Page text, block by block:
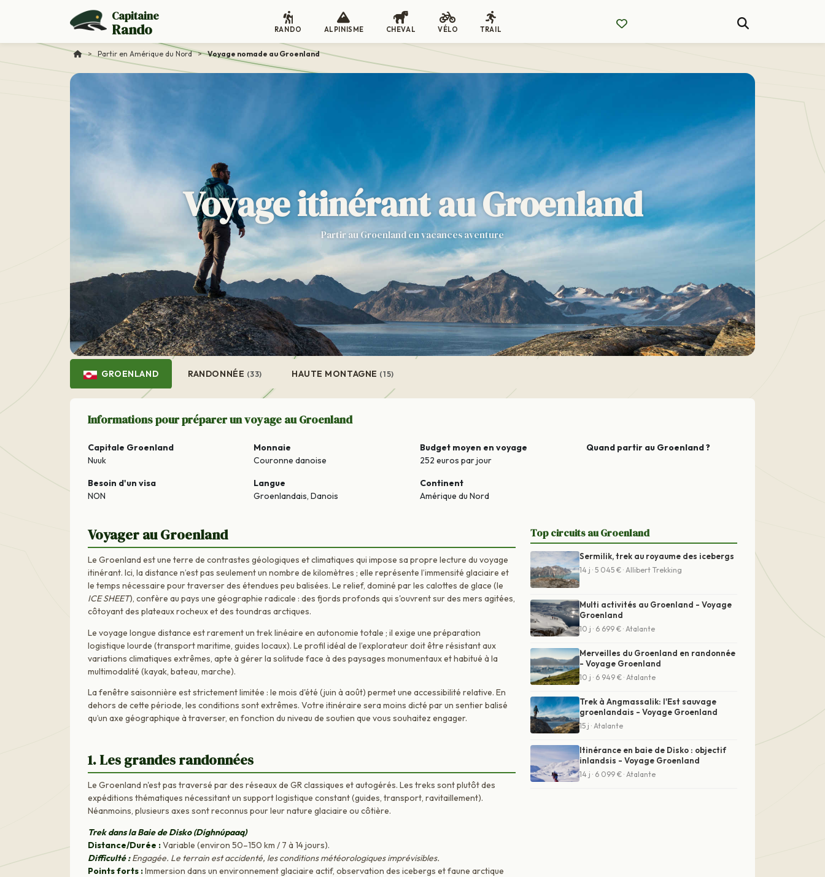
Capitaine
Rando RANDO ALPINISME CHEVAL VÉLO TRAIL
> Partir en Amérique du Nord > Voyage nomade au Groenland
Voyage itinérant au Groenland
Partir au Groenland en vacances aventure
GROENLAND RANDONNÉE (33) HAUTE MONTAGNE (15)
Informations pour préparer un voyage au Groenland
Capitale Groenland
Nuuk
Besoin d'un visa
NON
Monnaie
Couronne danoise
Langue
Groenlandais, Danois
Budget moyen en voyage
252 euros par jour
Continent
Amérique du Nord
Quand partir au Groenland ?
Voyager au Groenland
Le Groenland est une terre de contrastes géologiques et climatiques qui impose sa propre lecture du voyage
itinérant. Ici, la distance n’est pas seulement un nombre de kilomètres ; elle représente l’immensité glaciaire et
le temps nécessaire pour traverser des étendues peu balisées. Le relief, dominé par les calottes de glace (le
ICE SHEET), confère au pays une géographie radicale : des fjords profonds qui s'ouvrent sur des mers agitées,
côtoyant des plateaux rocheux et des toundras arctiques.
Le voyage longue distance est rarement un trek linéaire en autonomie totale ; il exige une préparation
logistique lourde (transport maritime, guides locaux). Le profil idéal de l’explorateur doit être résistant aux
variations climatiques extrêmes, apte à gérer la solitude face à des paysages monumentaux et habitué à la
multimodalité (kayak, bateau, marche).
La fenêtre saisonnière est strictement limitée : le mois d'été (juin à août) permet une accessibilité relative. En
dehors de cette période, les conditions sont extrêmes. Votre itinéraire sera moins dicté par un sentier balisé
qu’un axe géographique à traverser, en fonction du niveau de soutien que vous souhaitez engager.
1. Les grandes randonnées
Le Groenland n'est pas traversé par des réseaux de GR classiques et autogérés. Les treks sont plutôt des
expéditions thématiques nécessitant un support logistique constant (guides, transport, ravitaillement).
Néanmoins, plusieurs axes sont reconnus pour leur nature glaciaire ou côtière.
Trek dans la Baie de Disko (Díghnúpaaq)
Distance/Durée :Variable (environ 50–150 km / 7 à 14 jours).
Difficulté :Engagée. Le terrain est accidenté, les conditions météorologiques imprévisibles.
Points forts :Immersion dans un environnement glaciaire actif, observation des icebergs et faune arctique
Top circuits au Groenland
Sermilik, trek au royaume des icebergs
14 j · 5 045 € · Allibert Trekking
Multi activités au Groenland - Voyage
Groenland
10 j · 6 699 € · Atalante
Merveilles du Groenland en randonnée
- Voyage Groenland
10 j · 6 949 € · Atalante
Trek à Angmassalik: l'Est sauvage
groenlandais - Voyage Groenland
15 j · Atalante
Itinérance en baie de Disko : objectif
inlandsis - Voyage Groenland
14 j · 6 099 € · Atalante